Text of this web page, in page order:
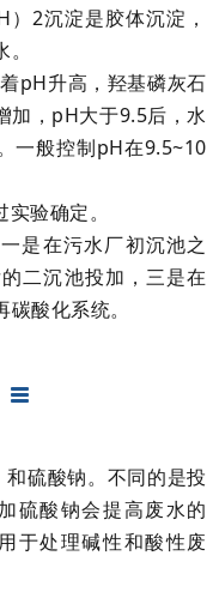
2沉淀是胶体沉淀，
pH升高，羟基磷灰石
加，pH大于9.5后，水
一般控制pH在9.5~10
验确定。
是在污水厂初沉池之
二沉池投加，三是在
酸化系统。
和硫酸钠。不同的是投
硫酸钠会提高废水的
于处理碱性和酸性废